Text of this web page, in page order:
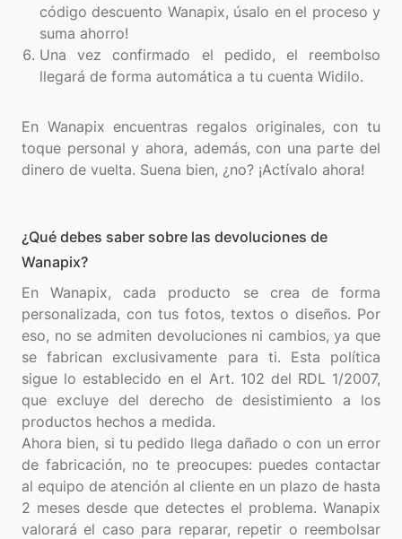
código descuento Wanapix, úsalo en el proceso y
suma ahorro!
Una vez confirmado el pedido, el reembolso
llegará de forma automática a tu cuenta Widilo.
En Wanapix encuentras regalos originales, con tu
toque personal y ahora, además, con una parte del
¿Qué debes saber sobre las devoluciones de
Wanapix?
En Wanapix, cada producto se crea de forma
personalizada, con tus fotos, textos o diseños. Por
eso, no se admiten devoluciones ni cambios, ya que
se fabrican exclusivamente para ti. Esta política
sigue lo establecido en el Art. 102 del RDL 1/2007,
que excluye del derecho de desistimiento a los
productos hechos a medida.
Ahora bien, si tu pedido llega dañado o con un error
de fabricación, no te preocupes: puedes contactar
al equipo de atención al cliente en un plazo de hasta
2 meses desde que detectes el problema. Wanapix
valorará el caso para reparar, repetir o reembolsar